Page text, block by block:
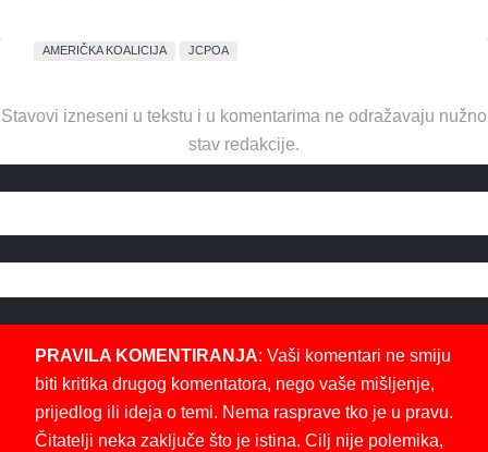
AMERIČKA KOALICIJA JCPOA
Stavovi izneseni u tekstu i u komentarima ne odražavaju nužno
stav redakcije.
PRAVILA KOMENTIRANJA: Vaši komentari ne smiju
biti kritika drugog komentatora, nego vaše mišljenje,
prijedlog ili ideja o temi. Nema rasprave tko je u pravu.
Čitatelji neka zaključe što je istina. Cilj nije polemika,